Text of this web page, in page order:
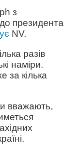
з
президента
NV.
разів
наміри.
за кілька
вважають,